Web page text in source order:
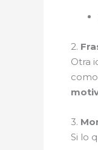
2.
Otra
como
3.
Si lo